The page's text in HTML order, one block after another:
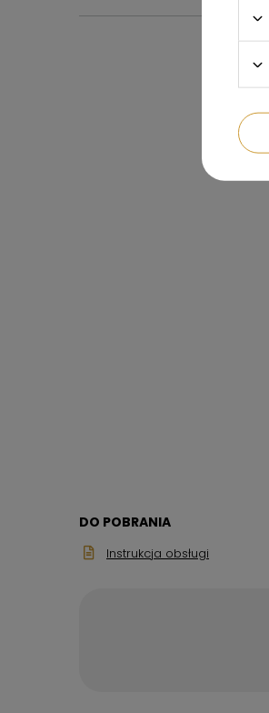
DO POBRANIA
Instrukcja obsługi